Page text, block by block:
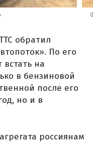
обратил
По его
на
в бензиновой
после его
но и в
россиянам